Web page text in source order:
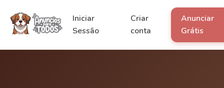
Iniciar
Sessão
Criar
conta
Anunciar
Grátis